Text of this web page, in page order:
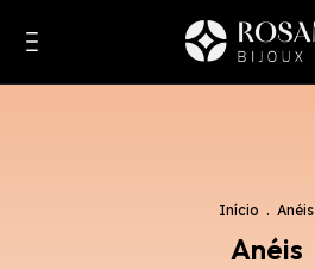
Início . Anéis
Anéis